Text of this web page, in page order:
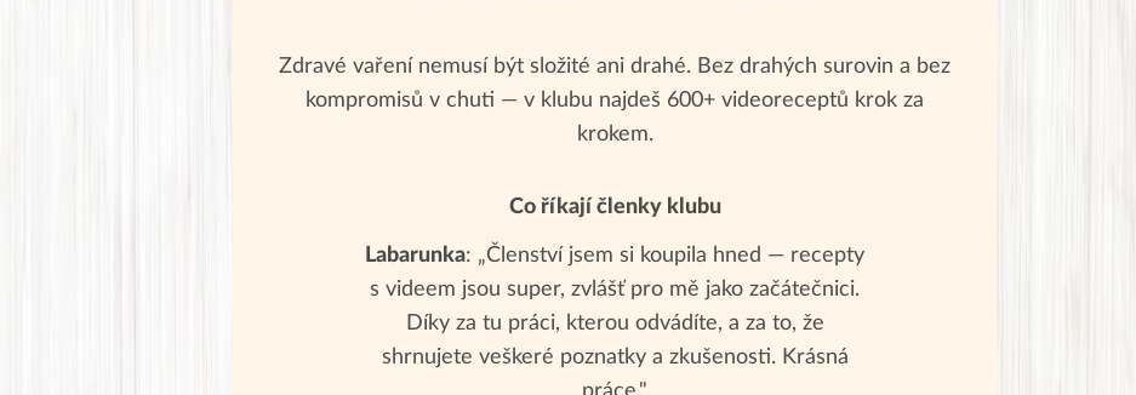
Zdravé vaření nemusí být složité ani drahé. Bez drahých surovin a bez
kompromisů v chuti — v klubu najdeš 600+ videoreceptů krok za
krokem.
Co říkají členky klubu
Labarunka: „Členství jsem si koupila hned — recepty
s videem jsou super, zvlášť pro mě jako začátečnici.
Díky za tu práci, kterou odvádíte, a za to, že
shrnujete veškeré poznatky a zkušenosti. Krásná